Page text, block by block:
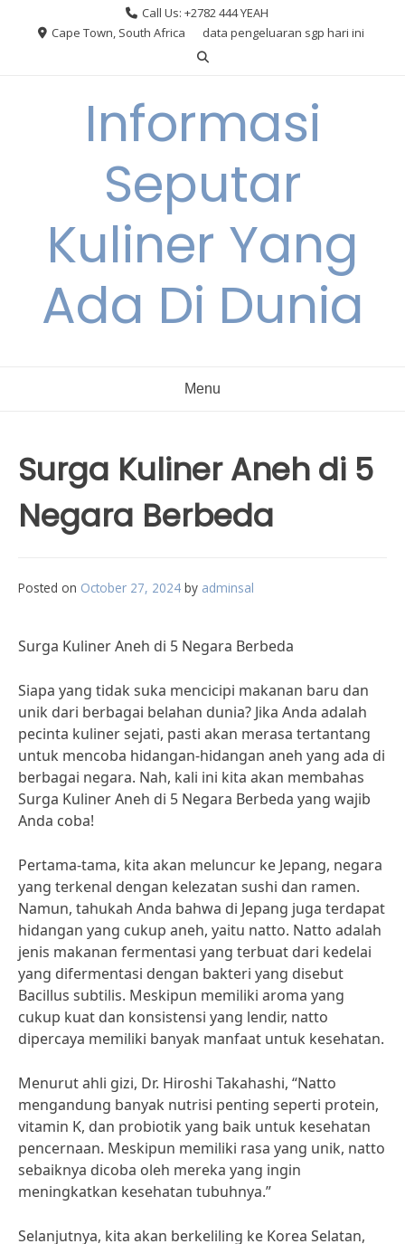
Call Us: +2782 444 YEAH
Cape Town, South Africa
data pengeluaran sgp hari ini
Informasi
Seputar
Kuliner Yang
Ada Di Dunia
Menu
Surga Kuliner Aneh di 5
Negara Berbeda
Posted on October 27, 2024 by adminsal
Surga Kuliner Aneh di 5 Negara Berbeda
Siapa yang tidak suka mencicipi makanan baru dan
unik dari berbagai belahan dunia? Jika Anda adalah
pecinta kuliner sejati, pasti akan merasa tertantang
untuk mencoba hidangan-hidangan aneh yang ada di
berbagai negara. Nah, kali ini kita akan membahas
Surga Kuliner Aneh di 5 Negara Berbeda yang wajib
Anda coba!
Pertama-tama, kita akan meluncur ke Jepang, negara
yang terkenal dengan kelezatan sushi dan ramen.
Namun, tahukah Anda bahwa di Jepang juga terdapat
hidangan yang cukup aneh, yaitu natto. Natto adalah
jenis makanan fermentasi yang terbuat dari kedelai
yang difermentasi dengan bakteri yang disebut
Bacillus subtilis. Meskipun memiliki aroma yang
cukup kuat dan konsistensi yang lendir, natto
dipercaya memiliki banyak manfaat untuk kesehatan.
Menurut ahli gizi, Dr. Hiroshi Takahashi, “Natto
mengandung banyak nutrisi penting seperti protein,
vitamin K, dan probiotik yang baik untuk kesehatan
pencernaan. Meskipun memiliki rasa yang unik, natto
sebaiknya dicoba oleh mereka yang ingin
meningkatkan kesehatan tubuhnya.”
Selanjutnya, kita akan berkeliling ke Korea Selatan,